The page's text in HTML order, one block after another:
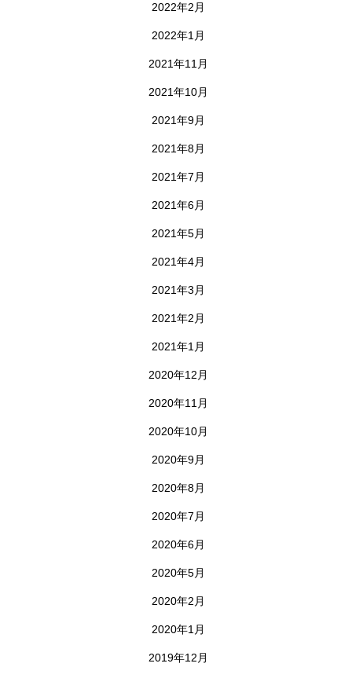
2022年2月
2022年1月
2021年11月
2021年10月
2021年9月
2021年8月
2021年7月
2021年6月
2021年5月
2021年4月
2021年3月
2021年2月
2021年1月
2020年12月
2020年11月
2020年10月
2020年9月
2020年8月
2020年7月
2020年6月
2020年5月
2020年2月
2020年1月
2019年12月